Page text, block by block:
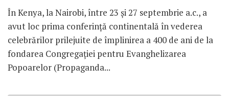
În Kenya, la Nairobi, între 23 și 27 septembrie a.c., a
avut loc prima conferință continentală în vederea
celebrărilor prilejuite de împlinirea a 400 de ani de la
fondarea Congregației pentru Evanghelizarea
Popoarelor (Propaganda...